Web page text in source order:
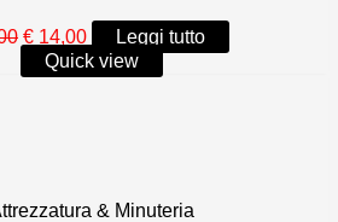
Il
prezzo
originale
€ 14,00Il
prezzo
attuale
Leggi tutto
Quick view
& Minuteria